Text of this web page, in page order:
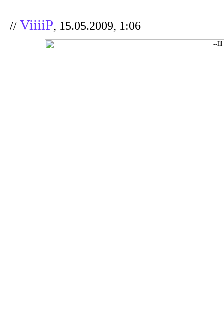
// ViiiiP, 15.05.2009, 1:06